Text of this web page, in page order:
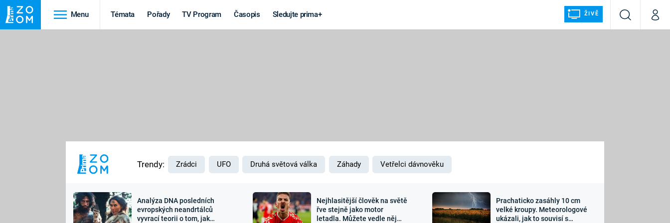
Menu Témata Pořady TV Program Časopis Sledujte prima+ ŽIVĚ
VyhledáváníMůj
MARS
Výročí
Záhady a
Zajímavosti Sledujte nás
Trendy: Zrádci UFO Druhá světová válka Záhady Vetřelci dávnověku
Analýza DNA posledních
evropských neandrtálců
vyvrací teorii o tom, jak
Nejhlasitější člověk na světě
řve stejně jako motor
letadla. Můžete vedle něj
Prachaticko zasáhly 10 cm
velké kroupy. Meteorologové
ukázali, jak to souvisí s